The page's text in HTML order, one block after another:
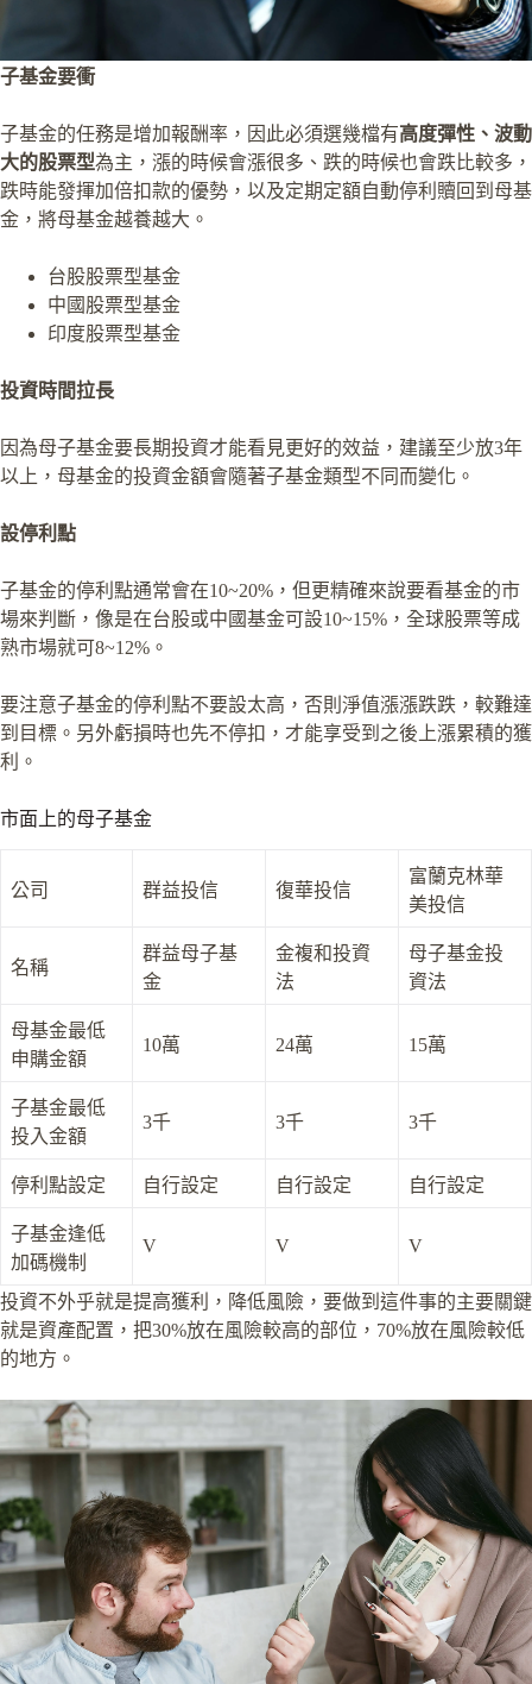
子基金要衝
子基金的任務是增加報酬率，因此必須選幾檔有高度彈性、波動
大的股票型為主，漲的時候會漲很多、跌的時候也會跌比較多，
跌時能發揮加倍扣款的優勢，以及定期定額自動停利贖回到母基
金，將母基金越養越大。
台股股票型基金
中國股票型基金
印度股票型基金
投資時間拉長
因為母子基金要長期投資才能看見更好的效益，建議至少放3年
以上，母基金的投資金額會隨著子基金類型不同而變化。
設停利點
子基金的停利點通常會在10~20%，但更精確來說要看基金的市
場來判斷，像是在台股或中國基金可設10~15%，全球股票等成
熟市場就可8~12%。
要注意子基金的停利點不要設太高，否則淨值漲漲跌跌，較難達
到目標。另外虧損時也先不停扣，才能享受到之後上漲累積的獲
利。
市面上的母子基金
公司 群益投信 復華投信
富蘭克林華
美投信
名稱
群益母子基
金
金複和投資
法
母子基金投
資法
母基金最低
申購金額
10萬 24萬 15萬
子基金最低
投入金額
3千 3千 3千
停利點設定 自行設定 自行設定 自行設定
子基金逢低
加碼機制
V V V
投資不外乎就是提高獲利，降低風險，要做到這件事的主要關鍵
就是資產配置，把30%放在風險較高的部位，70%放在風險較低
的地方。